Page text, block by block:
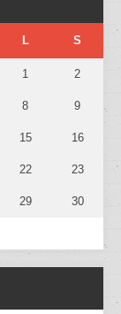
L S
1 2
8 9
15 16
22 23
29 30